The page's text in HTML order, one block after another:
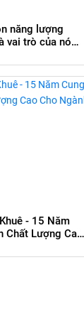
năng lượng
vai trò của nó
- 15 Năm
Chất Lượng Cao